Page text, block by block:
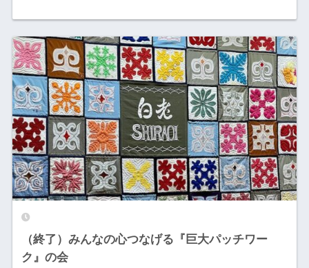
（終了）みんなの心つなげる『巨大パッチワー
ク』の会